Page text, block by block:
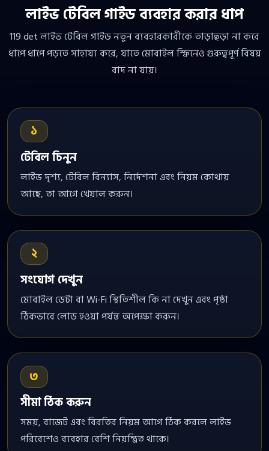
লাইভ টেবিল গাইড ব্যবহার করার ধাপ
119 det লাইভ টেবিল গাইড নতুন ব্যবহারকারীকে তাড়াহুড়া না করে
ধাপে ধাপে পড়তে সাহায্য করে, যাতে মোবাইল স্ক্রিনেও গুরুত্বপূর্ণ বিষয়
বাদ না যায়।
১
টেবিল চিনুন
লাইভ দৃশ্য, টেবিল বিন্যাস, নির্দেশনা এবং নিয়ম কোথায়
আছে, তা আগে খেয়াল করুন।
২
সংযোগ দেখুন
মোবাইল ডেটা বা Wi-Fi স্থিতিশীল কি না দেখুন এবং পৃষ্ঠা
ঠিকভাবে লোড হওয়া পর্যন্ত অপেক্ষা করুন।
৩
সীমা ঠিক করুন
সময়, বাজেট এবং বিরতির নিয়ম আগে ঠিক করলে লাইভ
পরিবেশেও ব্যবহার বেশি নিয়ন্ত্রিত থাকে।